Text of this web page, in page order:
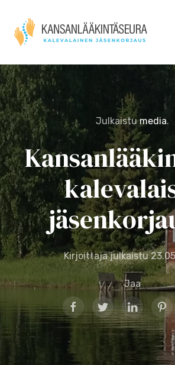
Julkaistumedia.
Kirjoittaja julkaistu
Jaa